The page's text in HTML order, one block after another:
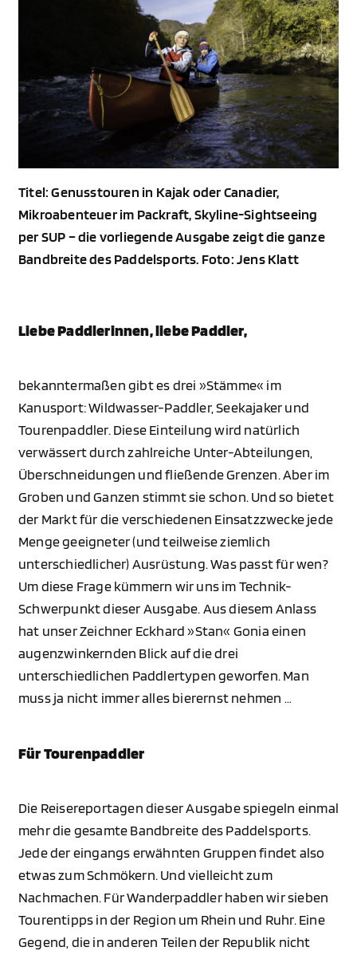
Titel: Genusstouren in Kajak oder Canadier,
Mikroabenteuer im Packraft, Skyline-Sightseeing
per SUP – die vorliegende Ausgabe zeigt die ganze
Bandbreite des Paddelsports. Foto: Jens Klatt
Liebe Paddlerinnen, liebe Paddler,
bekanntermaßen gibt es drei »Stämme« im
Kanusport: Wildwasser-Paddler, Seekajaker und
Tourenpaddler. Diese Einteilung wird natürlich
verwässert durch zahlreiche Unter-Abteilungen,
Überschneidungen und fließende Grenzen. Aber im
Groben und Ganzen stimmt sie schon. Und so bietet
der Markt für die verschiedenen Einsatzzwecke jede
Menge geeigneter (und teilweise ziemlich
unterschiedlicher) Ausrüstung. Was passt für wen?
Um diese Frage kümmern wir uns im Technik-
Schwerpunkt dieser Ausgabe. Aus diesem Anlass
hat unser Zeichner Eckhard »Stan« Gonia einen
augenzwinkernden Blick auf die drei
unterschiedlichen Paddlertypen geworfen. Man
muss ja nicht immer alles bierernst nehmen …
Für Tourenpaddler
Die Reisereportagen dieser Ausgabe spiegeln einmal
mehr die gesamte Bandbreite des Paddelsports.
Jede der eingangs erwähnten Gruppen findet also
etwas zum Schmökern. Und vielleicht zum
Nachmachen. Für Wanderpaddler haben wir sieben
Tourentipps in der Region um Rhein und Ruhr. Eine
Gegend, die in anderen Teilen der Republik nicht